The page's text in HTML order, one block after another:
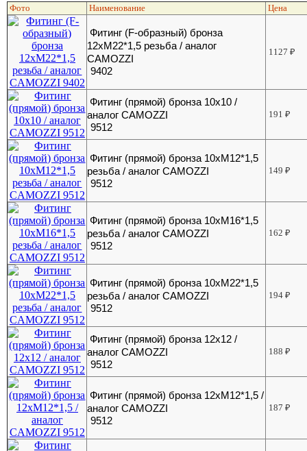
Фото Наименование Цена
Фитинг (F-образный) бронза
12хМ22*1,5 резьба / аналог
CAMOZZI
9402
1127₽
Фитинг (прямой) бронза 10х10 /
аналог CAMOZZI
9512
191₽
Фитинг (прямой) бронза 10хМ12*1,5
резьба / аналог CAMOZZI
9512
149₽
Фитинг (прямой) бронза 10хМ16*1,5
резьба / аналог CAMOZZI
9512
162₽
Фитинг (прямой) бронза 10хМ22*1,5
резьба / аналог CAMOZZI
9512
194₽
Фитинг (прямой) бронза 12х12 /
аналог CAMOZZI
9512
188₽
Фитинг (прямой) бронза 12хМ12*1,5 /
аналог CAMOZZI
9512
187₽